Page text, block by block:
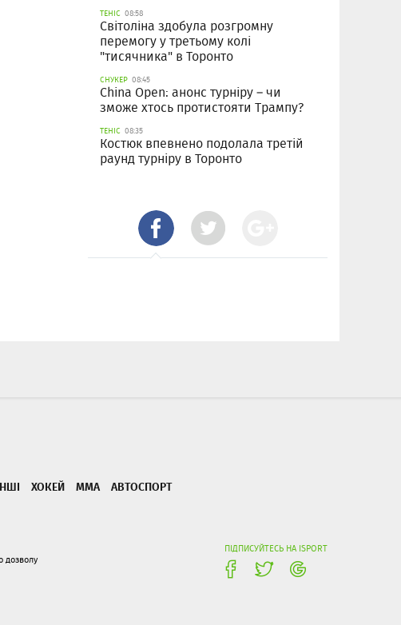
ТЕНІС 08:58
Світоліна здобула розгромну
перемогу у третьому колі
"тисячника" в Торонто
СНУКЕР 08:45
China Open: анонс турніру – чи
зможе хтось протистояти Трампу?
ТЕНІС 08:35
Костюк впевнено подолала третій
раунд турніру в Торонто
ХОКЕЙ ММА АВТОСПОРТ
ПІДПИСУЙТЕСЬ НА ISPORT
дозволу